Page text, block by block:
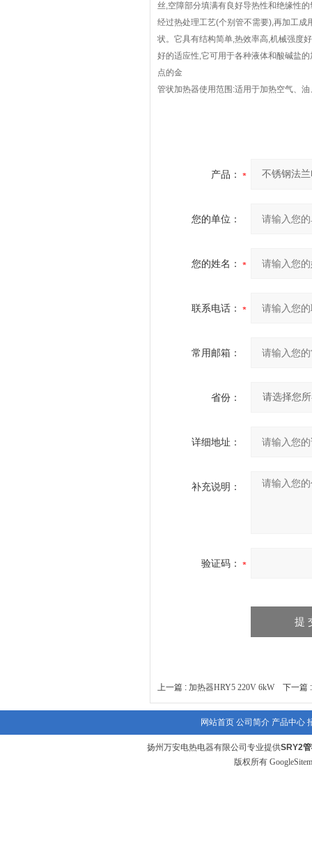
丝,空障部分填满有良好导热性和绝缘性
经过热处理工艺(个别管不需要),再加工成
状。它具有结构简单,热效率高,机械强度
好的适应性,它可用于各种液体和酸碱盐
点的金
管状加热器使用范围:适用于加热空气、
产品：
您的单位：
您的姓名：
联系电话：
常用邮箱：
省份：
详细地址：
补充说明：
验证码：
上一篇 : 加热器HRY5 220V 6kW 下一篇
网站首页 公司简介 产品中心
扬州万安电热电器有限公司专业提供SRY2
版权所有